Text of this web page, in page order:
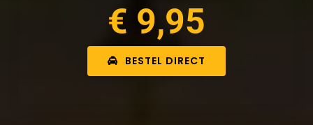
€ 9,95
BESTEL DIRECT